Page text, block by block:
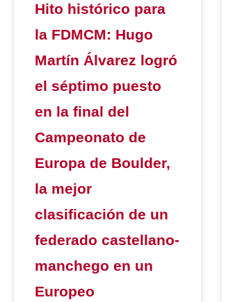
Hito histórico para
la FDMCM: Hugo
Martín Álvarez logró
el séptimo puesto
en la final del
Campeonato de
Europa de Boulder,
la mejor
clasificación de un
federado castellano-
manchego en un
Europeo